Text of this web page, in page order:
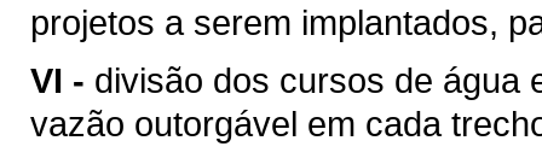
projetos a serem implantados,
VI - divisão dos cursos de água
vazão outorgável em cada